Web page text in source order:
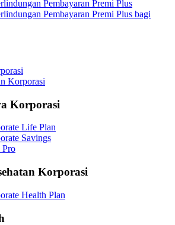
Pembayaran Premi Plus
Pembayaran Premi Plus bagi
Korporasi
Korporasi
Life Plan
Savings
Pro
Korporasi
Health Plan